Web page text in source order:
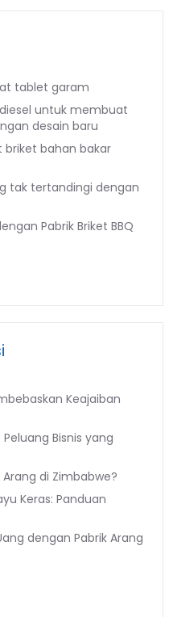
tablet garam
untuk membuat
desain baru
bahan bakar
tak tertandingi dengan
Pabrik Briket BBQ
Keajaiban
Bisnis yang
di Zimbabwe?
Keras: Panduan
dengan Pabrik Arang